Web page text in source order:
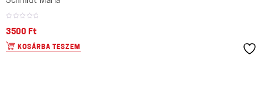
3500 Ft
KOSÁRBA TESZEM